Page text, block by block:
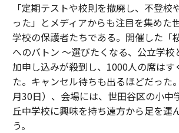
「定期テストや校則を撤廃し、不登校
った」とメディアからも注目を集めた
学校の保護者たちである。開催した「
へのバトン 〜選びたくなる、公立学
加申し込みが殺到し、1000人の席はす
た。キャンセル待ちも出るほどだった
月30日）、会場には、世田谷区の小中
丘中学校に興味を持ち遠方から足を運
う。